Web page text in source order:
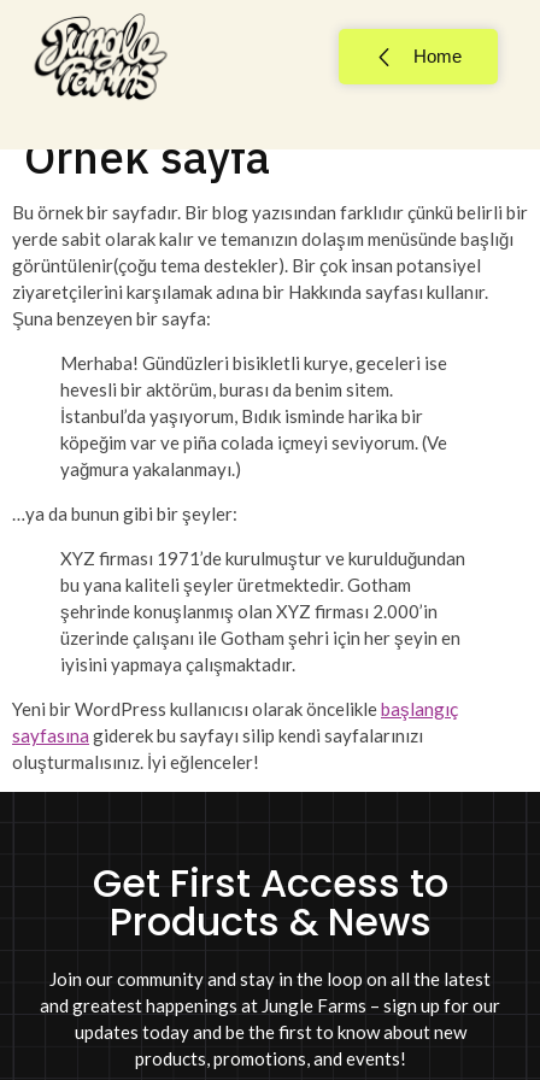
Home
Örnek sayfa
Bu örnek bir sayfadır. Bir blog yazısından farklıdır çünkü belirli bir
yerde sabit olarak kalır ve temanızın dolaşım menüsünde başlığı
görüntülenir(çoğu tema destekler). Bir çok insan potansiyel
ziyaretçilerini karşılamak adına bir Hakkında sayfası kullanır.
Şuna benzeyen bir sayfa:
Merhaba! Gündüzleri bisikletli kurye, geceleri ise
hevesli bir aktörüm, burası da benim sitem.
İstanbul’da yaşıyorum, Bıdık isminde harika bir
köpeğim var ve piña colada içmeyi seviyorum. (Ve
yağmura yakalanmayı.)
…ya da bunun gibi bir şeyler:
XYZ firması 1971’de kurulmuştur ve kurulduğundan
bu yana kaliteli şeyler üretmektedir. Gotham
şehrinde konuşlanmış olan XYZ firması 2.000’in
üzerinde çalışanı ile Gotham şehri için her şeyin en
iyisini yapmaya çalışmaktadır.
Yeni bir WordPress kullanıcısı olarak önceliklebaşlangıç
sayfasına giderek bu sayfayı silip kendi sayfalarınızı
oluşturmalısınız. İyi eğlenceler!
Get First Access to
Products & News
Join our community and stay in the loop on all the latest
and greatest happenings at Jungle Farms – sign up for our
updates today and be the first to know about new
products, promotions, and events!